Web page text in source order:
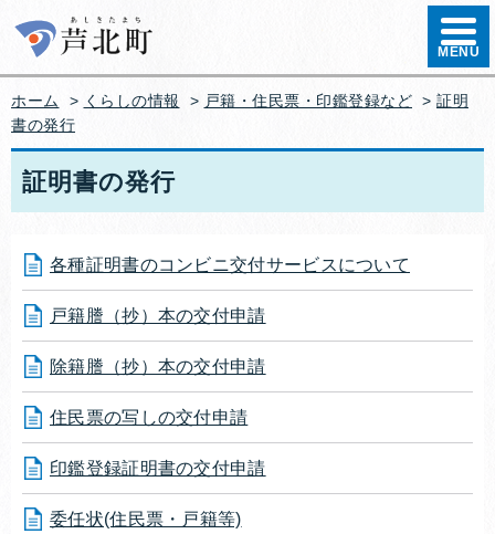
ハンバ
MENU
ホーム > くらしの情報 > 戸籍・住民票・印鑑登録など > 証明
書の発行
証明書の発行
各種証明書のコンビニ交付サービスについて
戸籍謄（抄）本の交付申請
除籍謄（抄）本の交付申請
住民票の写しの交付申請
印鑑登録証明書の交付申請
委任状(住民票・戸籍等)